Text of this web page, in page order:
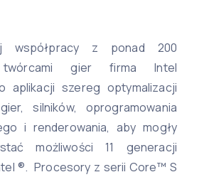
współpracy z ponad 200
twórcami gier firma Intel
aplikacji szereg optymalizacji
silników, oprogramowania
i renderowania, aby mogły
możliwości 11 generacji
®. Procesory z serii Core™ S